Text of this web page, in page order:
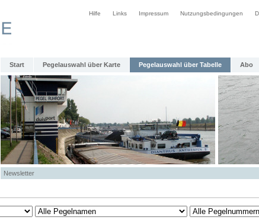
Hilfe Links Impressum Nutzungsbedingungen
Start Pegelauswahl über Karte Pegelauswahl über Tabelle Abo
Newsletter